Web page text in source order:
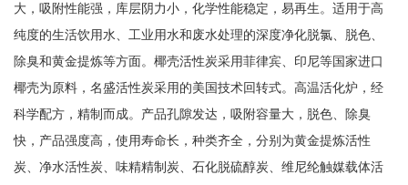
大，吸附性能强，库层阴力小，化学性能稳定，易再生。适用于高
纯度的生活饮用水、工业用水和废水处理的深度净化脱氯、脱色、
除臭和黄金提炼等方面。椰壳活性炭采用菲律宾、印尼等国家进口
椰壳为原料，名盛活性炭采用的美国技术回转式。高温活化炉，经
科学配方，精制而成。产品孔隙发达，吸附容量大，脱色、除臭
快，产品强度高，使用寿命长，种类齐全，分别为黄金提炼活性
炭、净水活性炭、味精精制炭、石化脱硫醇炭、维尼纶触媒载体活